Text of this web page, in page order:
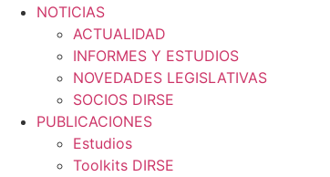
NOTICIAS
ACTUALIDAD
INFORMES Y ESTUDIOS
NOVEDADES LEGISLATIVAS
SOCIOS DIRSE
PUBLICACIONES
Estudios
Toolkits DIRSE